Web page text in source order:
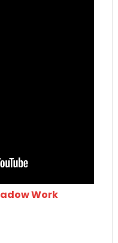
Work